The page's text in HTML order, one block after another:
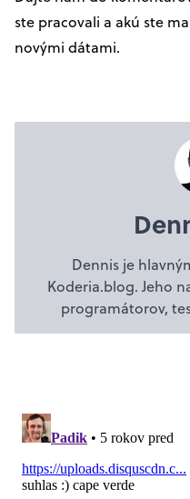
ste pracovali a akú ste
novými dátami.
Dennis je
Koderia.blog. Jeho
programátorov,